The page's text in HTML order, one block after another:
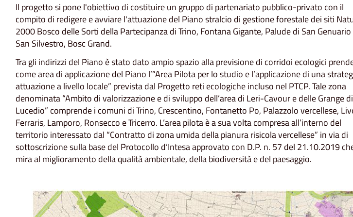
Il progetto si pone l'obiettivo di costituire un gruppo di partenariato pubblico-privato con il
compito di redigere e avviare l'attuazione del Piano stralcio di gestione forestale dei siti
2000 Bosco delle Sorti della Partecipanza di Trino, Fontana Gigante, Palude di San Genuario
San Silvestro, Bosc Grand.
Tra gli indirizzi del Piano è stato dato ampio spazio alla previsione di corridoi ecologici
come area di applicazione del Piano l’”Area Pilota per lo studio e l’applicazione di una
attuazione a livello locale” prevista dal Progetto reti ecologiche incluso nel PTCP. Tale zona
denominata “Ambito di valorizzazione e di sviluppo dell’area di Leri-Cavour e delle Grange di
Lucedio” comprende i comuni di Trino, Crescentino, Fontanetto Po, Palazzolo vercellese,
Ferraris, Lamporo, Ronsecco e Tricerro. L’area pilota è a sua volta compresa all’interno del
territorio interessato dal “Contratto di zona umida della pianura risicola vercellese” in via di
sottoscrizione sulla base del Protocollo d’Intesa approvato con D.P. n. 57 del 21.10.2019
mira al miglioramento della qualità ambientale, della biodiversità e del paesaggio.